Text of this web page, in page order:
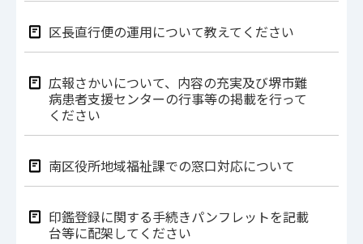
区長直行便の運用について教えてください
広報さかいについて、内容の充実及び堺市難
病患者支援センターの行事等の掲載を行って
ください
南区役所地域福祉課での窓口対応について
印鑑登録に関する手続きパンフレットを記載
台等に配架してください